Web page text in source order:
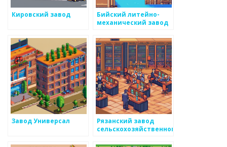
Кировский завод
Бийский литейно-
механический завод
Завод Универсал
Рязанский завод
сельскохозяйственного